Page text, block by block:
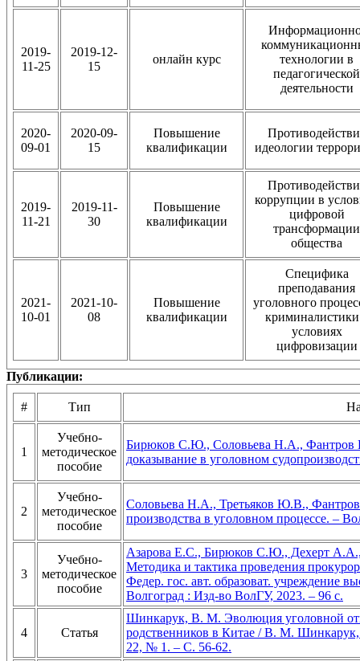
2019-
11-25
2019-12-
15
онлайн курс
технологии в
педагогической
деятельности
2020-
09-01
2020-09-
15
Повышение
квалификации
идеологии
2019-
11-21
2019-11-
30
Повышение
квалификации
коррупции в
цифровой
трансформации
общества
2021-
10-01
2021-10-
08
Повышение
квалификации
Специфика
преподавания
уголовного
условиях
цифровизации
Публикации:
# Тип
1
Учебно-
методическое
пособие
Бирюков С.Ю., Соловьева Н.А., Фантров
доказывание в уголовном
2
Учебно-
методическое
пособие
Соловьева Н.А., Третьяков Ю.В.,
производства в уголовном процессе. –
3
Учебно-
методическое
пособие
Азарова Е.С., Бирюков С.Ю., Дехерт
Методика и тактика проведения
Федер. гос. авт. образоват. учреждение
Волгоград : Изд-во ВолГУ, 2023. – 96 с.
4 Статья
Шинкарук, В. М. Эволюция уголовной
родственников в Китае / В. М.
22, № 1. – С. 56-62.